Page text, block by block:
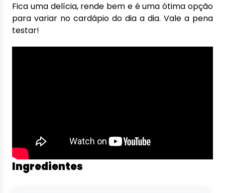
Fica uma delícia, rende bem e é uma ótima opção
para variar no cardápio do dia a dia. Vale a pena
testar!
Ingredientes